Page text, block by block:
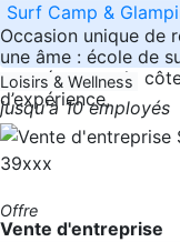
Surf Camp &
Occasion unique de
une âme : école de
et opérant sur la
d’expérience,
Loisirs & Wellness
jusqu'à 10 employés
39xxx
Offre
Vente d'entreprise